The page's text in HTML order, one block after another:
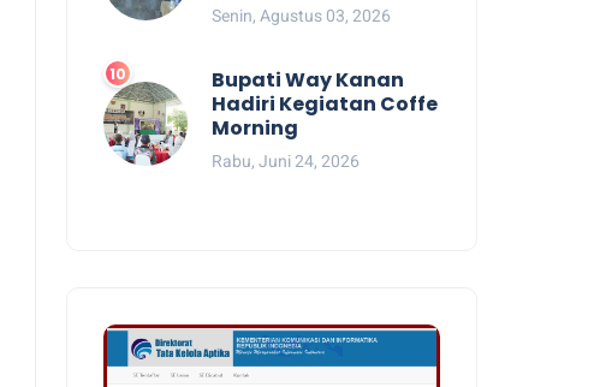
Senin, Agustus 03, 2026
Bupati Way Kanan
Hadiri Kegiatan Coffe
Morning
Rabu, Juni 24, 2026